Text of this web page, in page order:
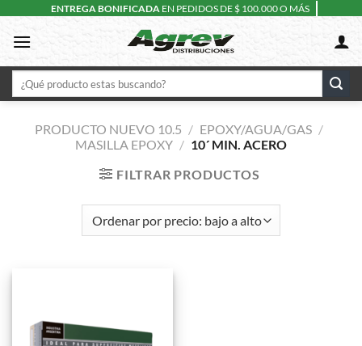
content
ENTREGA BONIFICADA EN PEDIDOS DE $ 100.000 O MÁS
Buscar
por:
PRODUCTO NUEVO 10.5 / EPOXY/AGUA/GAS /
MASILLA EPOXY / 10´ MIN. ACERO
FILTRAR PRODUCTOS